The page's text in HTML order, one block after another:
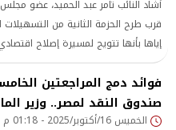
أشاد النائب تامر عبد الحميد، عضو
قرب طرح الحزمة الثانية من التسهيلات
إياها بأنها تتويج لمسيرة إصلاح
المصرية، وتأكيد على سعي الحكومة
الاقتصاد الوطني في مواجهة التحديات
هذه الحزم من التسهيلات، التي تأتي
فوائد دمج المراجعتين
صندوق النقد لمصر.. وزير
الخميس 16/أكتوبر/2025 - 01:18 م